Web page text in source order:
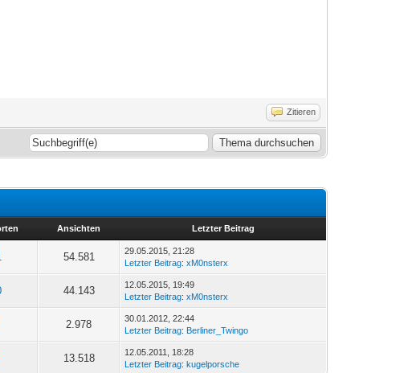
Zitieren
Ansichten Letzter Beitrag
54.581
29.05.2015, 21:28
Letzter Beitrag:xM0nsterx
44.143
12.05.2015, 19:49
Letzter Beitrag:xM0nsterx
2.978
30.01.2012, 22:44
Letzter Beitrag: Berliner_Twingo
13.518
12.05.2011, 18:28
Letzter Beitrag:kugelporsche